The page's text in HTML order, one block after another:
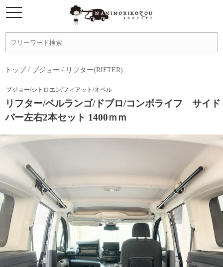
トップ/ プジョー / リフター(RIFTER)
プジョー/シトロエン/フィアット/オペル
リフター/ベルランゴ/ドブロ/コンボライフ サイド
バー左右2本セット 1400ｍｍ